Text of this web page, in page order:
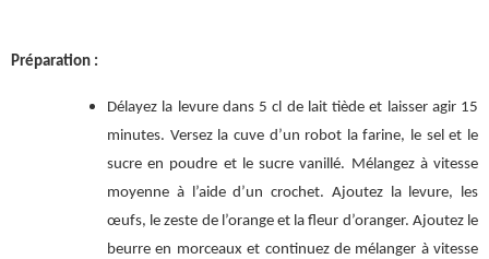
Préparation :
Délayez la levure dans 5 cl de lait tiède et laisser agir 15
minutes. Versez la cuve d’un robot la farine, le sel et le
sucre en poudre et le sucre vanillé. Mélangez à vitesse
moyenne à l’aide d’un crochet. Ajoutez la levure, les
œufs, le zeste de l’orange et la fleur d’oranger. Ajoutez le
beurre en morceaux et continuez de mélanger à vitesse